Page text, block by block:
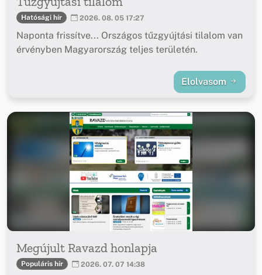
Hatósági hír 2026. 08. 05 17:27
Naponta frissítve... Országos tűzgyújtási tilalom van
érvényben Magyarország teljes területén.
Elolvasom
Megújult Ravazd honlapja
Populáris hír 2026. 07. 07 14:38